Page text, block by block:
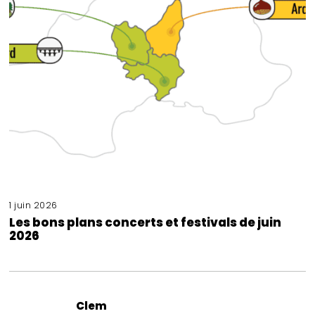
1 juin 2026
Les bons plans concerts et festivals de juin
2026
Clem